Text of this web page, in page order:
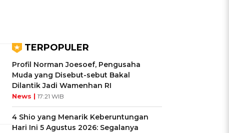
TERPOPULER
Profil Norman Joesoef, Pengusaha
Muda yang Disebut-sebut Bakal
Dilantik Jadi Wamenhan RI
News | 17:21 WIB
4 Shio yang Menarik Keberuntungan
Hari Ini 5 Agustus 2026: Segalanya